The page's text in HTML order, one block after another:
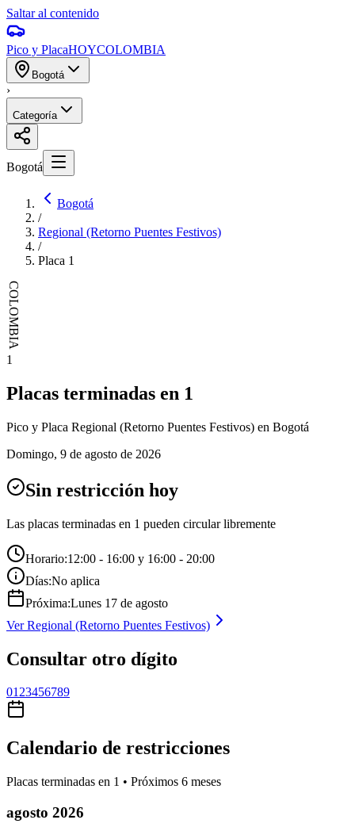
Saltar al contenido
Pico y PlacaHOYCOLOMBIA
Bogotá
›
Categoría
Bogotá
Bogotá
/
Regional (Retorno Puentes Festivos)
/
Placa 1
COLOMBIA
1
Placas terminadas en 1
Pico y Placa Regional (Retorno Puentes Festivos) en Bogotá
Domingo, 9 de agosto de 2026
Sin restricción hoy
Las placas terminadas en 1 pueden circular libremente
Horario:12:00 - 16:00 y 16:00 - 20:00
Días:No aplica
Próxima:Lunes 17 de agosto
VerRegional (Retorno Puentes Festivos)
Consultar otro dígito
0123456789
Calendario de restricciones
Placas terminadas en 1 • Próximos 6 meses
agosto 2026